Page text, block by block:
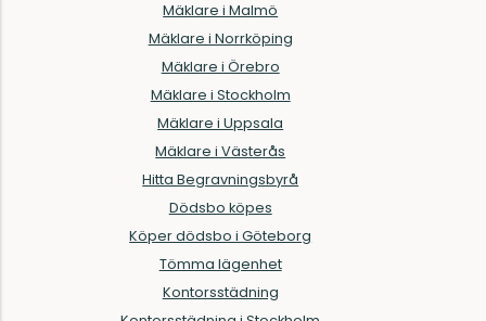
Mäklare i Malmö
Mäklare i Norrköping
Mäklare i Örebro
Mäklare i Stockholm
Mäklare i Uppsala
Mäklare i Västerås
Hitta Begravningsbyrå
Dödsbo köpes
Köper dödsbo i Göteborg
Tömma lägenhet
Kontorsstädning